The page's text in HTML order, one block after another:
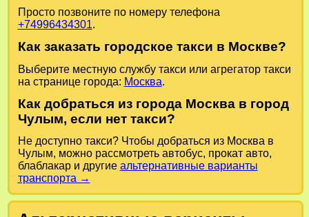
Просто позвоните по номеру телефона
+74996434301.
Как заказать городское такси в Москве?
Выберите местную службу такси или агрегатор такси
на странице города: Москва.
Как добраться из города Москва в город
Чулым, если нет такси?
Не доступно такси? Чтобы добраться из Москва в
Чулым, можно рассмотреть автобус, прокат авто,
блаблакар и другие альтернативные варианты
транспорта →